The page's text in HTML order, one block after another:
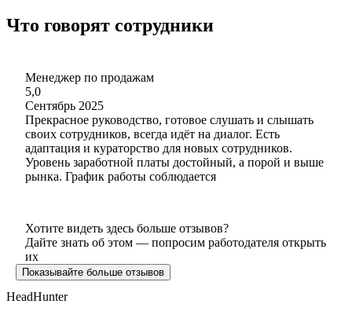
Что говорят сотрудники
Менеджер по продажам
5,0
Сентябрь 2025
Прекрасное руководство, готовое слушать и слышать
своих сотрудников, всегда идёт на диалог. Есть
адаптация и кураторство для новых сотрудников.
Уровень заработной платы достойный, а порой и выше
рынка. График работы соблюдается
Хотите видеть здесь больше отзывов?
Дайте знать об этом — попросим работодателя открыть
их
Показывайте больше отзывов
HeadHunter